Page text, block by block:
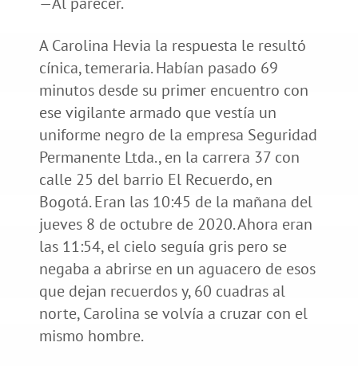
A Carolina Hevia la respuesta le resultó
cínica, temeraria. Habían pasado 69
minutos desde su primer encuentro con
ese vigilante armado que vestía un
uniforme negro de la empresa Seguridad
Permanente Ltda., en la carrera 37 con
calle 25 del barrio El Recuerdo, en
Bogotá. Eran las 10:45 de la mañana del
jueves 8 de octubre de 2020. Ahora eran
las 11:54, el cielo seguía gris pero se
negaba a abrirse en un aguacero de esos
que dejan recuerdos y, 60 cuadras al
norte, Carolina se volvía a cruzar con el
mismo hombre.